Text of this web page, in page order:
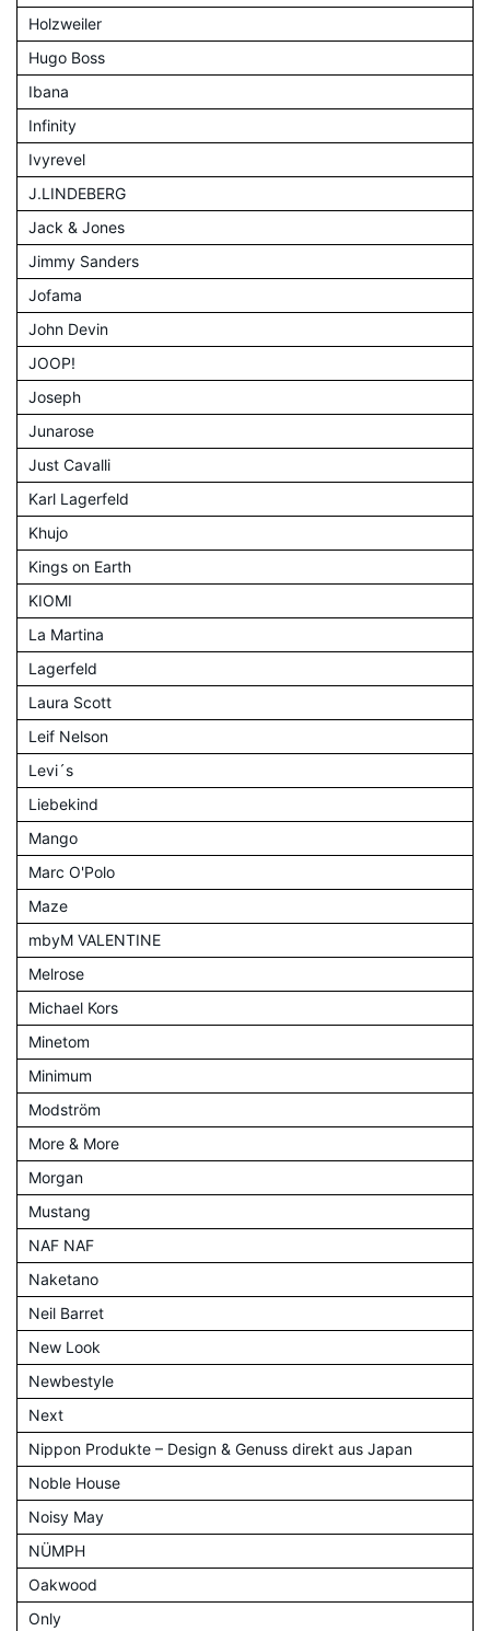
Holzweiler
Hugo Boss
Ibana
Infinity
Ivyrevel
J.LINDEBERG
Jack & Jones
Jimmy Sanders
Jofama
John Devin
JOOP!
Joseph
Junarose
Just Cavalli
Karl Lagerfeld
Khujo
Kings on Earth
KIOMI
La Martina
Lagerfeld
Laura Scott
Leif Nelson
Levi´s
Liebekind
Mango
Marc O'Polo
Maze
mbyM VALENTINE
Melrose
Michael Kors
Minetom
Minimum
Modström
More & More
Morgan
Mustang
NAF NAF
Naketano
Neil Barret
New Look
Newbestyle
Next
Nippon Produkte – Design & Genuss direkt aus Japan
Noble House
Noisy May
NÜMPH
Oakwood
Only